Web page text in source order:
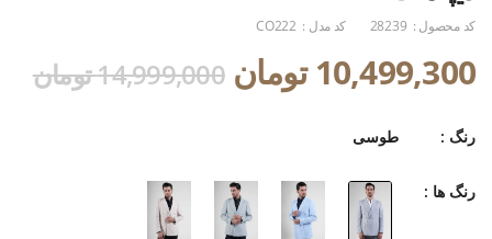
کد محصول : 28239 کد مدل : CO222
10,499,300 تومان 14,999,000 تومان
رنگ : طوسی
رنگ ها :